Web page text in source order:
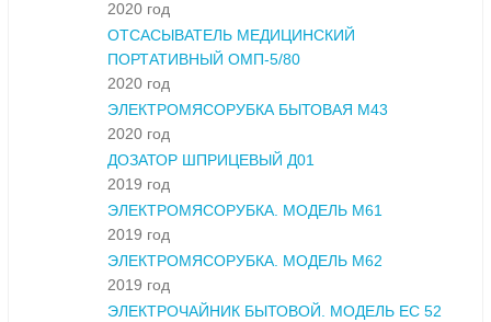
2020 год
ОТСАСЫВАТЕЛЬ МЕДИЦИНСКИЙ
ПОРТАТИВНЫЙ ОМП-5/80
2020 год
ЭЛЕКТРОМЯСОРУБКА БЫТОВАЯ М43
2020 год
ДОЗАТОР ШПРИЦЕВЫЙ Д01
2019 год
ЭЛЕКТРОМЯСОРУБКА. МОДЕЛЬ М61
2019 год
ЭЛЕКТРОМЯСОРУБКА. МОДЕЛЬ М62
2019 год
ЭЛЕКТРОЧАЙНИК БЫТОВОЙ. МОДЕЛЬ ЕС 52